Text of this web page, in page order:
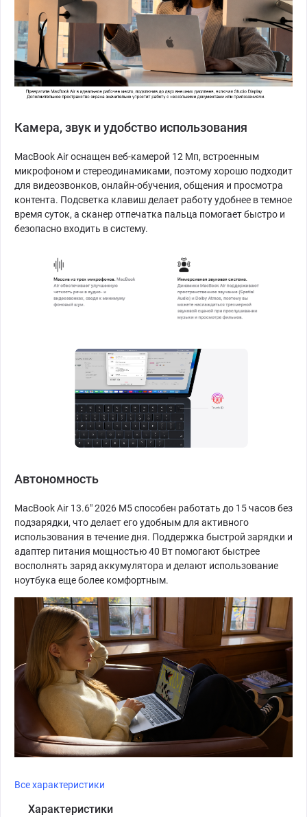
Камера, звук и удобство использования
MacBook Air оснащен веб-камерой 12 Мп, встроенным
микрофоном и стереодинамиками, поэтому хорошо подходит
для видеозвонков, онлайн-обучения, общения и просмотра
контента. Подсветка клавиш делает работу удобнее в темное
время суток, а сканер отпечатка пальца помогает быстро и
безопасно входить в систему.
Автономность
MacBook Air 13.6" 2026 M5 способен работать до 15 часов без
подзарядки, что делает его удобным для активного
использования в течение дня. Поддержка быстрой зарядки и
адаптер питания мощностью 40 Вт помогают быстрее
восполнять заряд аккумулятора и делают использование
ноутбука еще более комфортным.
Все характеристики
Характеристики